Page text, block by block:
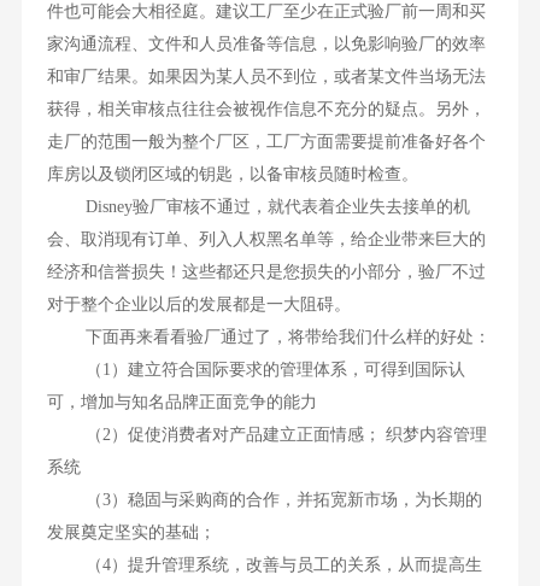
件也可能会大相径庭。建议工厂至少在正式验厂前一周和买
家沟通流程、文件和人员准备等信息，以免影响验厂的效率
和审厂结果。如果因为某人员不到位，或者某文件当场无法
获得，相关审核点往往会被视作信息不充分的疑点。另外，
走厂的范围一般为整个厂区，工厂方面需要提前准备好各个
库房以及锁闭区域的钥匙，以备审核员随时检查。
Disney验厂审核不通过，就代表着企业失去接单的机
会、取消现有订单、列入人权黑名单等，给企业带来巨大的
经济和信誉损失！这些都还只是您损失的小部分，验厂不过
对于整个企业以后的发展都是一大阻碍。
下面再来看看验厂通过了，将带给我们什么样的好处：
（1）建立符合国际要求的管理体系，可得到国际认
可，增加与知名品牌正面竞争的能力
（2）促使消费者对产品建立正面情感； 织梦内容管理
系统
（3）稳固与采购商的合作，并拓宽新市场，为长期的
发展奠定坚实的基础；
（4）提升管理系统，改善与员工的关系，从而提高生